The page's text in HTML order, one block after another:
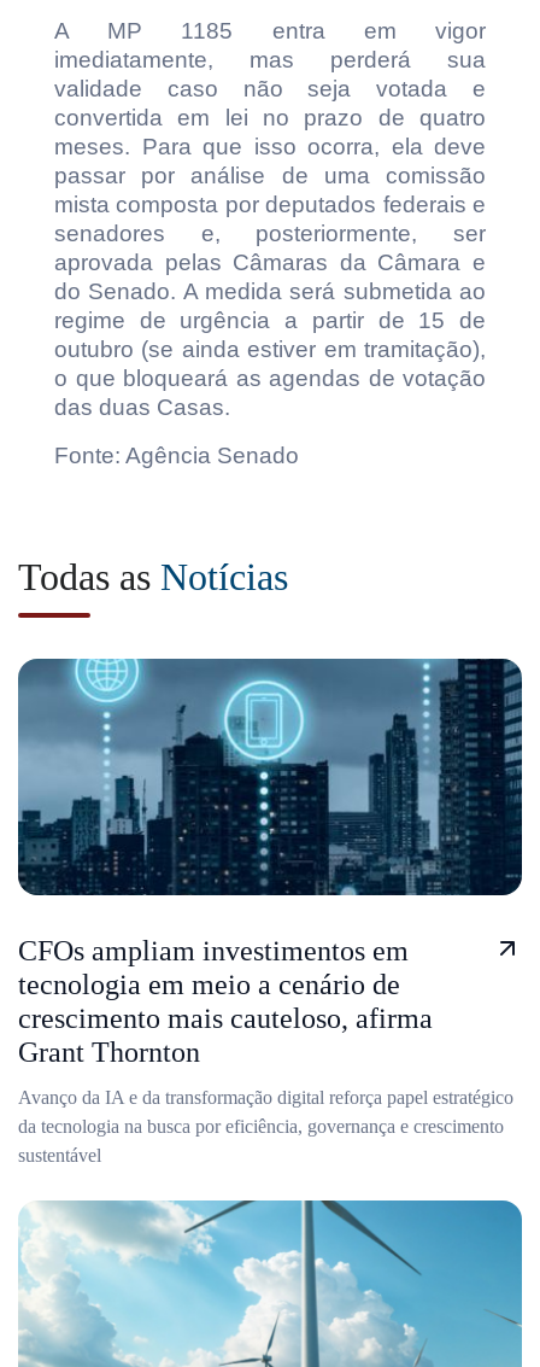
A MP 1185 entra em vigor
imediatamente, mas perderá sua
validade caso não seja votada e
convertida em lei no prazo de quatro
meses. Para que isso ocorra, ela deve
passar por análise de uma comissão
mista composta por deputados federais e
senadores e, posteriormente, ser
aprovada pelas Câmaras da Câmara e
do Senado. A medida será submetida ao
regime de urgência a partir de 15 de
outubro (se ainda estiver em tramitação),
o que bloqueará as agendas de votação
das duas Casas.
Fonte: Agência Senado
Todas as Notícias
CFOs ampliam investimentos em
tecnologia em meio a cenário de
crescimento mais cauteloso, afirma
Grant Thornton
Avanço da IA e da transformação digital reforça papel estratégico
da tecnologia na busca por eficiência, governança e crescimento
sustentável